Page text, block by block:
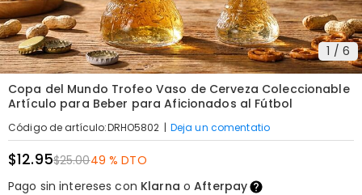
1 / 6
Copa del Mundo Trofeo Vaso de Cerveza Coleccionable
Artículo para Beber para Aficionados al Fútbol
Código de artículo:DRHO5802 | Deja un comentatio
$12.95$25.0049 % DTO
Pago sin intereses con Klarna oAfterpay